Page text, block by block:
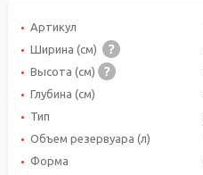
Артикул
Ширина (см)
Высота (см)
Глубина (см)
Тип
Объем резервуара (л)
Форма